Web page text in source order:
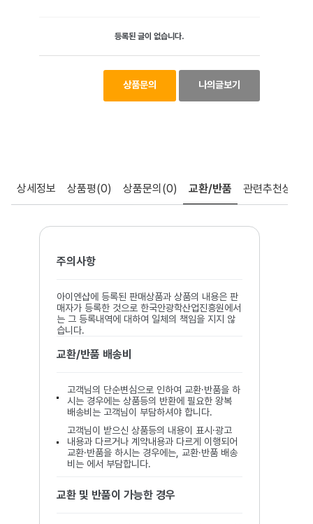
등록된 글이 없습니다.
상품문의 나의글보기
상세정보 상품평(0) 상품문의 (0) 교환/반품 관련추천상품
주의사항
아이엔샵에 등록된 판매상품과 상품의 내용은 판
매자가 등록한 것으로 한국안광학산업진흥원에서
는 그 등록내역에 대하여 일체의 책임을 지지 않
습니다.
교환/반품 배송비
고객님의 단순변심으로 인하여 교환·반품을 하
시는 경우에는 상품등의 반환에 필요한 왕복
배송비는 고객님이 부담하셔야 합니다.
고객님이 받으신 상품등의 내용이 표시·광고
내용과 다르거나 계약내용과 다르게 이행되어
교환·반품을 하시는 경우에는, 교환·반품 배송
비는 에서 부담합니다.
교환 및 반품이 가능한 경우